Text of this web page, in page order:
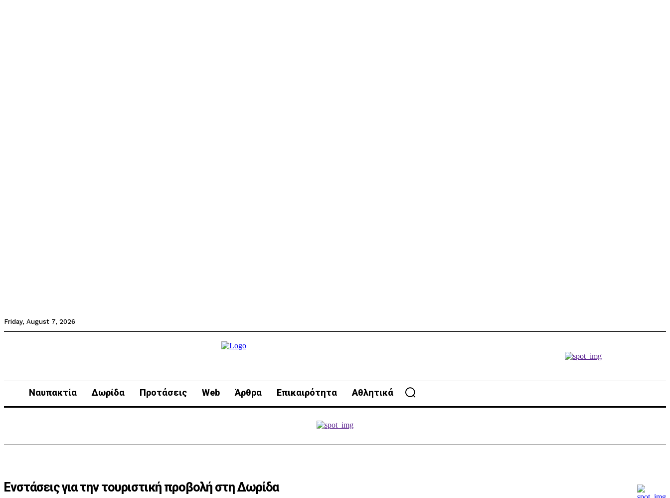
Friday, August 7, 2026
Ναυπακτία Δωρίδα Προτάσεις Web Άρθρα Επικαιρότητα Αθλητικά
Ενστάσεις για την τουριστική προβολή στη Δωρίδα